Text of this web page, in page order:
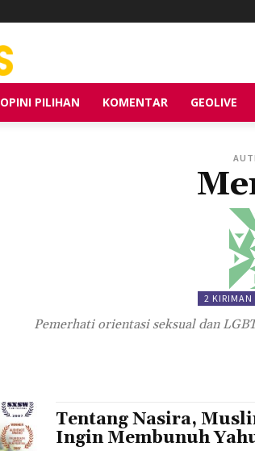
OPINI PILIHAN KOMENTAR GEOLIVE
2 KIRIMAN
Pemerhati orientasi seksual dan
Tentang Nasira,
Ingin Membunuh